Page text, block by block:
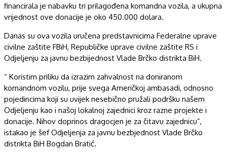
financirala je nabavku tri prilagođena komandna vozila, a ukupna
vrijednost ove donacije je oko 450.000 dolara.
Danas su ova vozila uručena predstavnicima Federalne uprave
civilne zaštite FBiH, Republičke uprave civilne zaštite RS i
Odjeljenju za javnu bezbijednost Vlade Brčko distrikta BiH.
“ Koristim priliku da izrazim zahvalnost na doniranom
komandnom vozilu, prije svega Američkoj ambasadi, odnosno
pojedincima koji su uvijek nesebično pružali podršku našem
Odjeljenju kao i našoj lokalnoj zajednici kroz razne projekte i
donacije. Nihov doprinos dragocjen je za čitavu zajednicu”,
istakao je šef Odjeljenja za javnu bezbjednost Vlade Brčko
distrikta BiH Bogdan Bratić.